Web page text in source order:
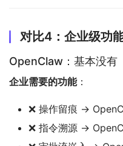
对比4：企业级功
OpenClaw：基本没有
企业需要的功能：
❌ 操作留痕 →
❌ 指令溯源 →